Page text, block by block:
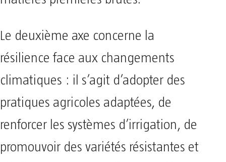
Le deuxième axe concerne la
résilience face aux changements
climatiques : il s’agit d’adopter des
pratiques agricoles adaptées, de
renforcer les systèmes d’irrigation, de
promouvoir des variétés résistantes et